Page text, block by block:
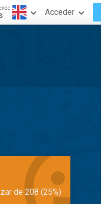
Acceder
de 208 (25%)